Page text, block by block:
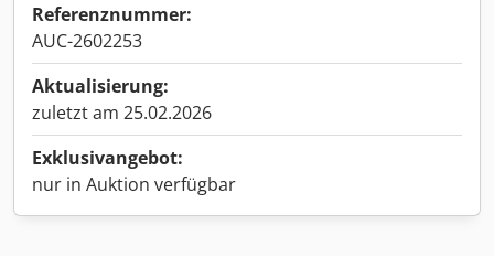
Referenznummer:
AUC-2602253
Aktualisierung:
zuletzt am 25.02.2026
Exklusivangebot:
nur in Auktion verfügbar